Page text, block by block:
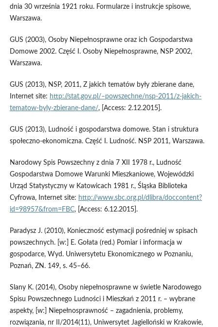
dnia 30 września 1921 roku. Formularze i instrukcje spisowe,
Warszawa.
GUS (2003), Osoby Niepełnosprawne oraz ich Gospodarstwa
Domowe 2002. Część I. Osoby Niepełnosprawne, NSP 2002,
Warszawa.
GUS (2013), NSP, 2011, Z jakich tematów były zbierane dane,
Internet site: http://stat.gov.pl/–powszechne/nsp-2011/z-jakich-
tematow-byly-zbierane-dane/, [Access: 2.12.2015].
GUS (2013), Ludność i gospodarstwa domowe. Stan i struktura
społeczno-ekonomiczna. Część I. Ludność. NSP 2011, Warszawa.
Narodowy Spis Powszechny z dnia 7 XII 1978 r., Ludność
Gospodarstwa Domowe Warunki Mieszkaniowe, Wojewódzki
Urząd Statystyczny w Katowicach 1981 r., Śląska Biblioteka
Cyfrowa, Internet site: http://www.sbc.org.pl/dlibra/doccontent?
id=98957&from=FBC, [Access: 6.12.2015].
Paradysz J. (2010), Konieczność estymacji pośredniej w spisach
powszechnych. [w:] E. Gołata (red.) Pomiar i informacja w
gospodarce, Wyd. Uniwersytetu Ekonomicznego w Poznaniu,
Poznań, ZN. 149, s. 45–66.
Slany K. (2014), Osoby niepełnosprawne w świetle Narodowego
Spisu Powszechnego Ludności i Mieszkań z 2011 r. – wybrane
aspekty, [w:] Niepełnosprawność – zagadnienia, problemy,
rozwiązania, nr II/2014(11), Uniwersytet Jagielloński w Krakowie,